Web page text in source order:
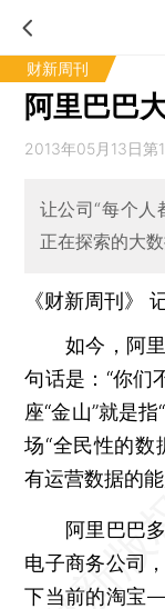
财新周刊
阿里巴巴
2013年05月13日第
让公司“每个人
正在探索的大
《财新周刊》
如今，阿里
句话是：“你们
座“金山”就是
场“全民性的数
有运营数据的能
阿里巴巴多
电子商务公司
下当前的淘宝